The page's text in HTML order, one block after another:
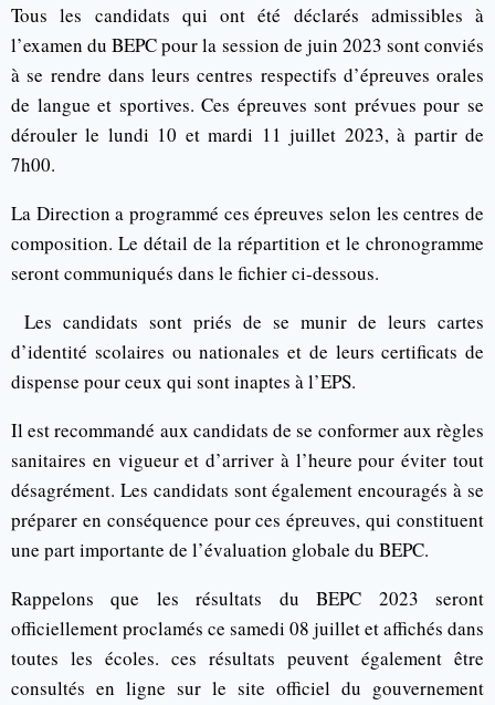
Tous les candidats qui ont été déclarés admissibles à
l’examen du BEPC pour la session de juin 2023 sont conviés
à se rendre dans leurs centres respectifs d’épreuves orales
de langue et sportives. Ces épreuves sont prévues pour se
dérouler le lundi 10 et mardi 11 juillet 2023, à partir de
7h00.
La Direction a programmé ces épreuves selon les centres de
composition. Le détail de la répartition et le chronogramme
seront communiqués dans le fichier ci-dessous.
Les candidats sont priés de se munir de leurs cartes
d’identité scolaires ou nationales et de leurs certificats de
dispense pour ceux qui sont inaptes à l’EPS.
Il est recommandé aux candidats de se conformer aux règles
sanitaires en vigueur et d’arriver à l’heure pour éviter tout
désagrément. Les candidats sont également encouragés à se
préparer en conséquence pour ces épreuves, qui constituent
une part importante de l’évaluation globale du BEPC.
Rappelons que les résultats du BEPC 2023 seront
officiellement proclamés ce samedi 08 juillet et affichés dans
toutes les écoles. ces résultats peuvent également être
consultés en ligne sur le site officiel du gouvernement